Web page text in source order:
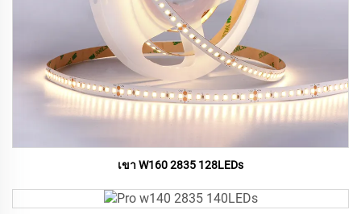
เขา W160 2835 128LEDs